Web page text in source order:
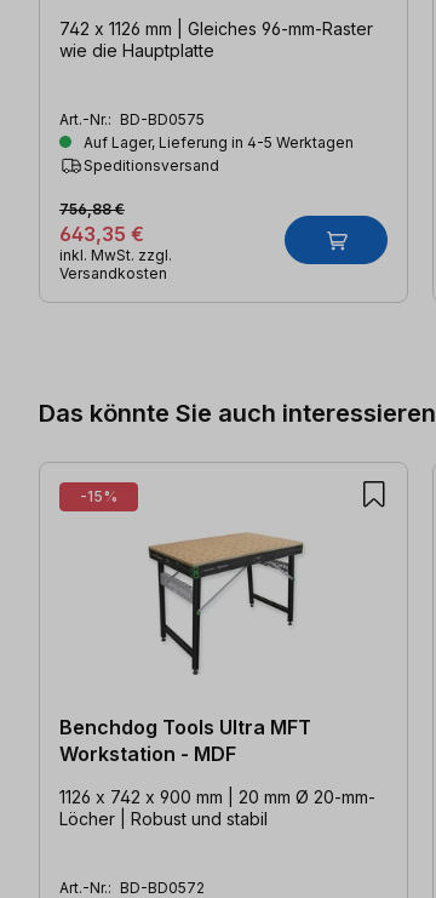
742 x 1126 mm | Gleiches 96-mm-Raster
wie die Hauptplatte
Art.-Nr.: BD-BD0575
Auf Lager, Lieferung in 4-5 Werktagen
Speditionsversand
643,35 €
756,88 €
inkl. MwSt. zzgl.
Versandkosten
Das könnte Sie auch interessieren
-15%
Benchdog Tools Ultra MFT
Workstation - MDF
1126 x 742 x 900 mm | 20 mm Ø 20-mm-
Löcher | Robust und stabil
Art.-Nr.: BD-BD0572